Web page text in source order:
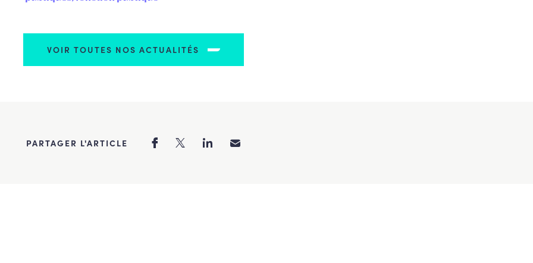
VOIR TOUTES NOS ACTUALITÉS
PARTAGER L'ARTICLE